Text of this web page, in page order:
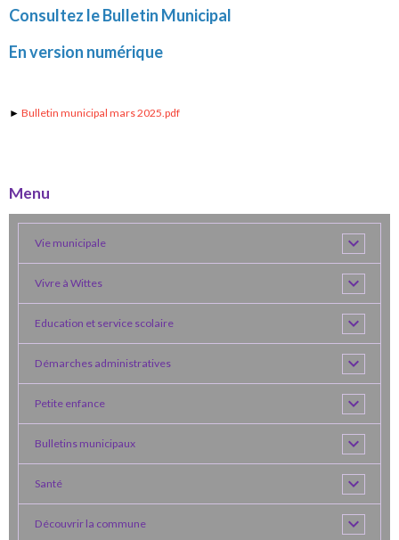
Consultez le Bulletin Municipal
En version numérique
► Bulletin municipal mars 2025.pdf
Menu
Vie municipale
Vivre à Wittes
Education et service scolaire
Démarches administratives
Petite enfance
Bulletins municipaux
Santé
Découvrir la commune